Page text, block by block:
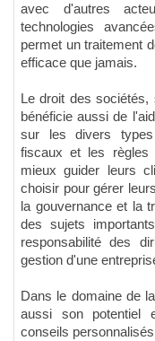
avec d'autres
technologies
permet un traitement
efficace que jamais.
Le droit des
bénéficie aussi de
sur les divers types
fiscaux et les règles
mieux guider leurs
choisir pour gérer
la gouvernance et la
des sujets
responsabilité des
gestion d'une
Dans le domaine de
aussi son potentiel
conseils